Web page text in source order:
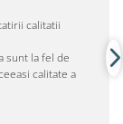
calitatii
sunt la fel de
calitate a